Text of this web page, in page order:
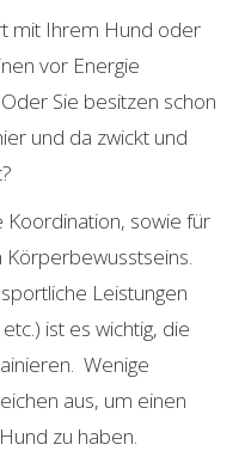
mit Ihrem Hund oder
vor Energie
Sie besitzen schon
und da zwickt und
Koordination, sowie für
Körperbewusstseins.
Leistungen
ist es wichtig, die
Wenige
aus, um einen
zu haben.